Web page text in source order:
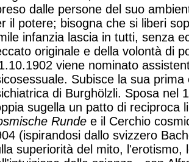
dalle persone del suo
il potere; bisogna che si liberi
infanzia lascia in tutti, senza
originale e della volontà di
viene nominato
Subisce la sua
di Burghölzli. Sposa nel
sugella un patto di reciproca
Runde e il Cerchio
(ispirandosi dallo svizzero
superiorità del mito, l'erotismo,